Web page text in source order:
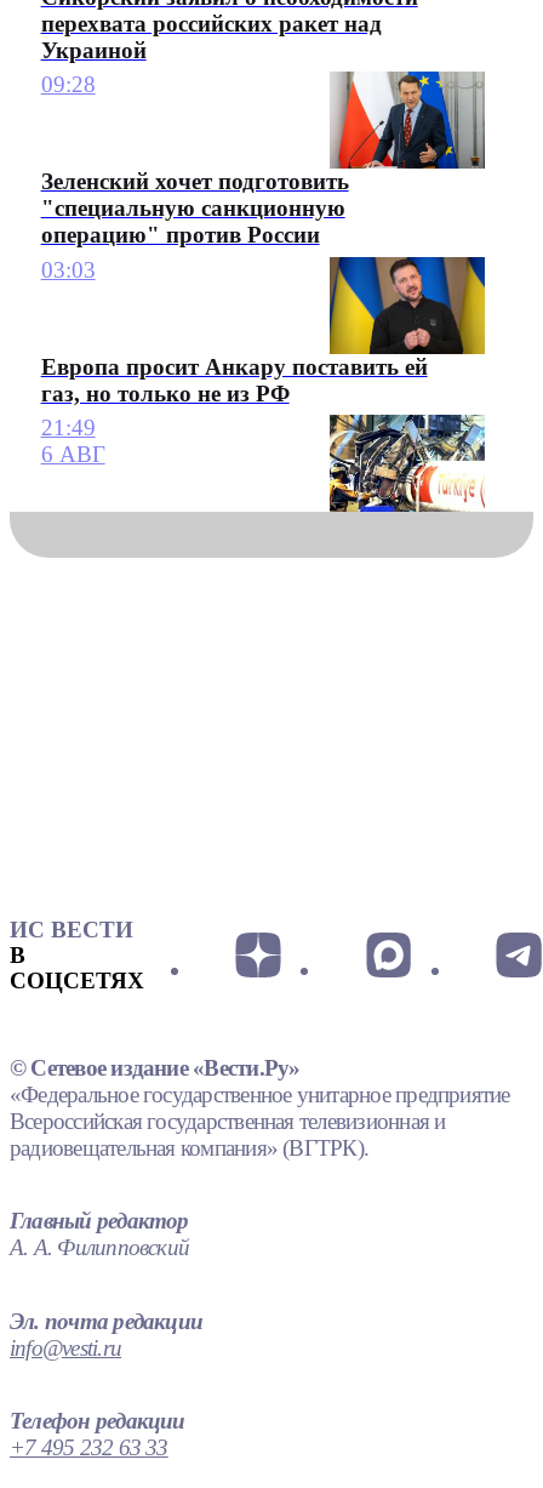
перехвата российских ракет над
Украиной
09:28
Зеленский хочет подготовить
"специальную санкционную
операцию" против России
03:03
Европа просит Анкару поставить ей
газ, но только не из РФ
21:49
6 АВГ
ИС ВЕСТИ
В
СОЦСЕТЯХ
© Сетевое издание «Вести.Ру»
«Федеральное государственное унитарное предприятие
Всероссийская государственная телевизионная и
радиовещательная компания» (ВГТРК).
Главный редактор
А. А. Филипповский
Эл. почта редакции
info@vesti.ru
Телефон редакции
+7 495 232 63 33